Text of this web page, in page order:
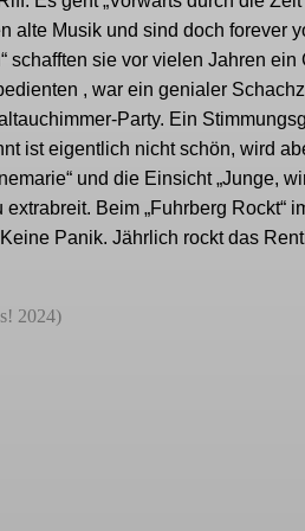
alte Musik und sind doch forever
schafften sie vor vielen Jahren
, war ein genialer
Party. Ein
ist eigentlich nicht schön, wird
und die Einsicht „Junge,
Beim „Fuhrberg
Panik. Jährlich rockt das
2024)